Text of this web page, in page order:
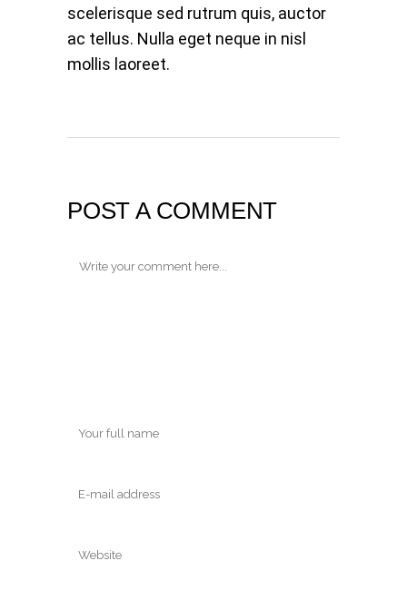
scelerisque sed rutrum quis, auctor
ac tellus. Nulla eget neque in nisl
mollis laoreet.
POST A COMMENT